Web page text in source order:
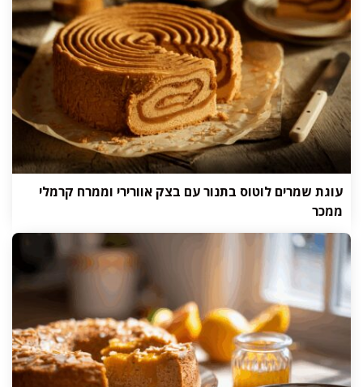
עוגת שמרים לוטוס בתנור עם בצק אוורירי וממרח קרמלי
ממכר